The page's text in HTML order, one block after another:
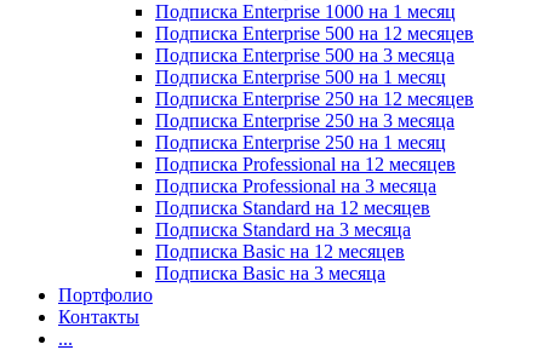
Подписка Enterprise 1000 на 1 месяц
Подписка Enterprise 500 на 12 месяцев
Подписка Enterprise 500 на 3 месяца
Подписка Enterprise 500 на 1 месяц
Подписка Enterprise 250 на 12 месяцев
Подписка Enterprise 250 на 3 месяца
Подписка Enterprise 250 на 1 месяц
Подписка Professional на 12 месяцев
Подписка Professional на 3 месяца
Подписка Standard на 12 месяцев
Подписка Standard на 3 месяца
Подписка Basic на 12 месяцев
Подписка Basic на 3 месяца
Портфолио
Контакты
...